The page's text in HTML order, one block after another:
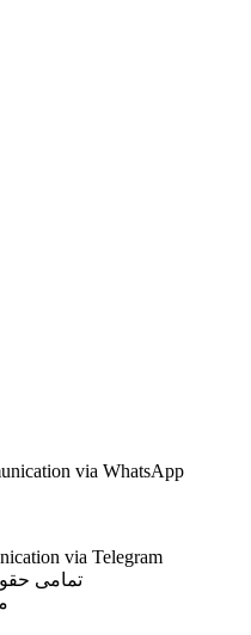
via WhatsApp
via Telegram
تمامی